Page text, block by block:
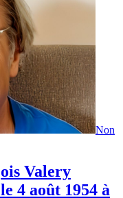
Non
Valery
4 août 1954 à